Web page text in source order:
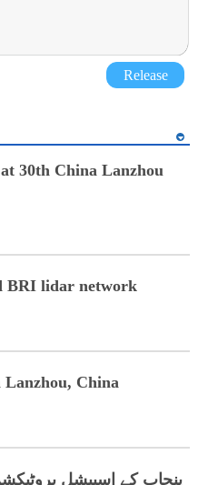
Release
30th China Lanzhou
BRI lidar network
China
پنجاب کے اسپیشل